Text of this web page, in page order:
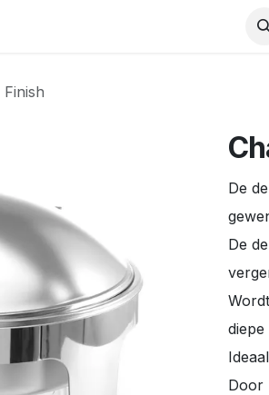
De
De
Door